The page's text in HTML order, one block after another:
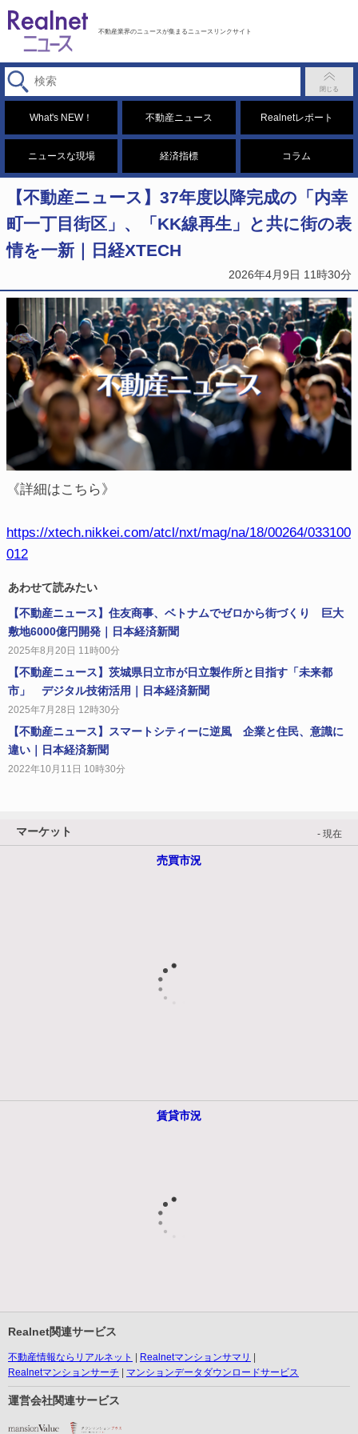
不動産業界のニュースが集まるニュースリンクサイト
What's NEW！ 不動産ニュース Realnetレポート
ニュースな現場 経済指標 コラム
【不動産ニュース】37年度以降完成の「内幸
町一丁目街区」、「KK線再生」と共に街の表
情を一新｜日経XTECH
2026年4月9日 11時30分
《詳細はこちら》
https://xtech.nikkei.com/atcl/nxt/mag/na/18/00264/033100
012
あわせて読みたい
【不動産ニュース】住友商事、ベトナムでゼロから街づくり 巨大
敷地6000億円開発｜日本経済新聞
2025年8月20日 11時00分
【不動産ニュース】茨城県日立市が日立製作所と目指す「未来都
市」 デジタル技術活用｜日本経済新聞
2025年7月28日 12時30分
【不動産ニュース】スマートシティーに逆風 企業と住民、意識に
違い｜日本経済新聞
2022年10月11日 10時30分
マーケット - 現在
売買市況
賃貸市況
Realnet関連サービス
不動産情報ならリアルネット
Realnetマンションサマリ
Realnetマンションサーチ
マンションデータダウンロードサービス
運営会社関連サービス